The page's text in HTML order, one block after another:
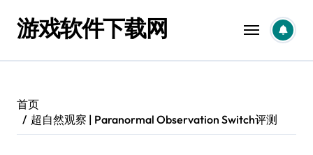
游戏软件下载网
首页
超自然观察 | Paranormal Observation Switch评测